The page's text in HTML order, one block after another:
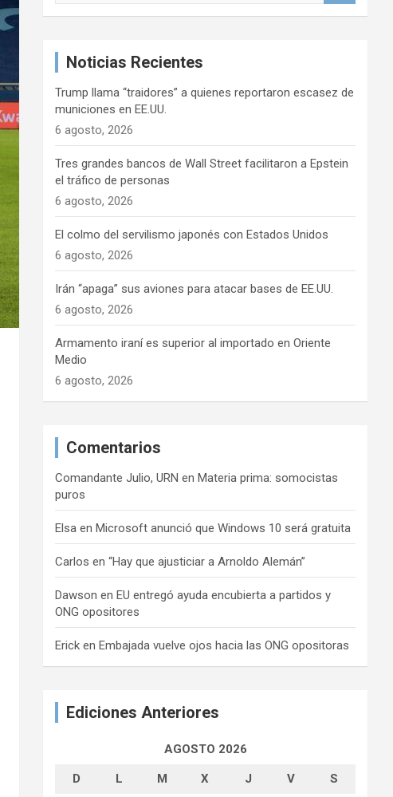
Noticias Recientes
Trump llama “traidores” a quienes reportaron escasez de
municiones en EE.UU.
6 agosto, 2026
Tres grandes bancos de Wall Street facilitaron a Epstein
el tráfico de personas
6 agosto, 2026
El colmo del servilismo japonés con Estados Unidos
6 agosto, 2026
Irán “apaga” sus aviones para atacar bases de EE.UU.
6 agosto, 2026
Armamento iraní es superior al importado en Oriente
Medio
6 agosto, 2026
Comentarios
Comandante Julio, URN en Materia prima: somocistas
puros
Elsa en Microsoft anunció que Windows 10 será gratuita
Carlosen“Hay que ajusticiar a Arnoldo Alemán”
Dawson en EU entregó ayuda encubierta a partidos y
ONG opositores
Erick en Embajada vuelve ojos hacia las ONG opositoras
Ediciones Anteriores
AGOSTO 2026
D L M X J V S